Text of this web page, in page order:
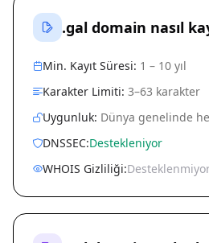
.gal domain nasıl
Min. Kayıt Süresi: 1 – 10 yıl
Karakter Limiti: 3–63 karakter
Uygunluk: Dünya genelinde
DNSSEC:Destekleniyor
WHOIS Gizliliği: